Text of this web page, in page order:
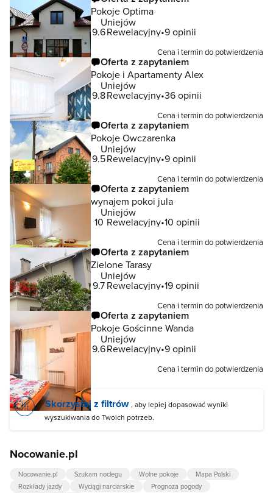
Pokoje Optima
Uniejów
9.6Rewelacyjny 9 opinii
Cena i termin do potwierdzenia
Oferta z zapytaniem
Pokoje i Apartamenty Alex
Uniejów
9.8Rewelacyjny 36 opinii
Cena i termin do potwierdzenia
Oferta z zapytaniem
Pokoje Owczarenka
Uniejów
9.5Rewelacyjny 9 opinii
Cena i termin do potwierdzenia
Oferta z zapytaniem
wynajem pokoi jula
Uniejów
10 Rewelacyjny 10 opinii
Cena i termin do potwierdzenia
Oferta z zapytaniem
Zielone Tarasy
Uniejów
9.7Rewelacyjny 19 opinii
Cena i termin do potwierdzenia
Oferta z zapytaniem
Pokoje Gościnne Wanda
Uniejów
9.6Rewelacyjny 9 opinii
Cena i termin do potwierdzenia
Skorzystaj z filtrów , aby lepiej dopasować wyniki
wyszukiwania do Twoich potrzeb.
Nocowanie.pl
Nocowanie.pl Szukam noclegu Wolne pokoje
Mapa Polski
Rozkłady jazdy
Wyciągi narciarskie
Prognoza pogody